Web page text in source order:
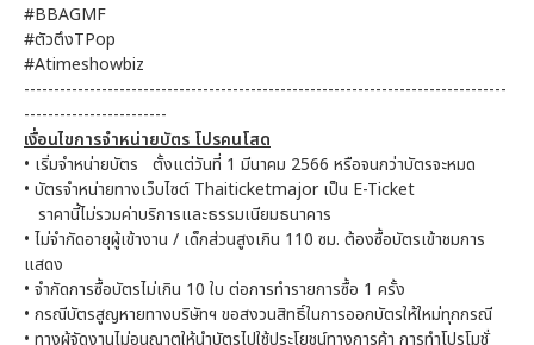
#BBAGMF
#ตัวตึงTPop
#Atimeshowbiz
---------------------------------------------------------------------------------
------------------------
เงื่อนไขการจำหน่ายบัตร โปรคนโสด
• เริ่มจำหน่ายบัตร ตั้งแต่วันที่ 1 มีนาคม 2566 หรือจนกว่าบัตรจะหมด
• บัตรจำหน่ายทางเว็บไซต์ Thaiticketmajor เป็น E-Ticket
ราคานี้ไม่รวมค่าบริการและธรรมเนียมธนาคาร
• ไม่จำกัดอายุผู้เข้างาน / เด็กส่วนสูงเกิน 110 ซม. ต้องซื้อบัตรเข้าชมการ
แสดง
• จำกัดการซื้อบัตรไม่เกิน 10 ใบ ต่อการทำรายการซื้อ 1 ครั้ง
• กรณีบัตรสูญหายทางบริษัทฯ ขอสงวนสิทธิ์ในการออกบัตรให้ใหม่ทุกกรณี
• ทางผู้จัดงานไม่อนุญาตให้นำบัตรไปใช้ประโยชน์ทางการค้า การทำโปรโมชั่